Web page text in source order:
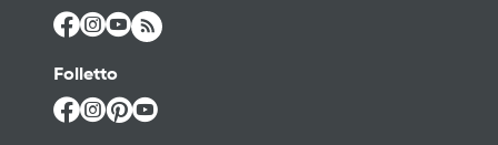
Folletto